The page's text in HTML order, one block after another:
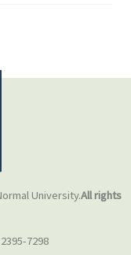
University.All rights
7298